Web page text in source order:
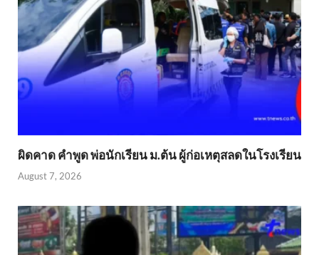
ผิดคาด คำพูด พ่อนักเรียน ม.ต้น ผู้ก่อเหตุสลดในโรงเรียน
August 7, 2026